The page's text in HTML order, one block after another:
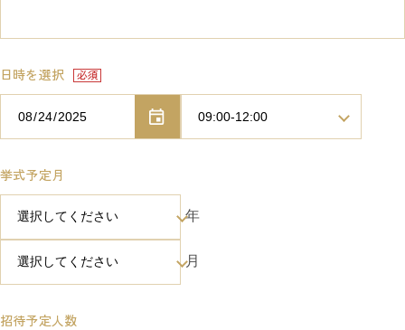
日時を選択
挙式予定月
年
月
招待予定人数